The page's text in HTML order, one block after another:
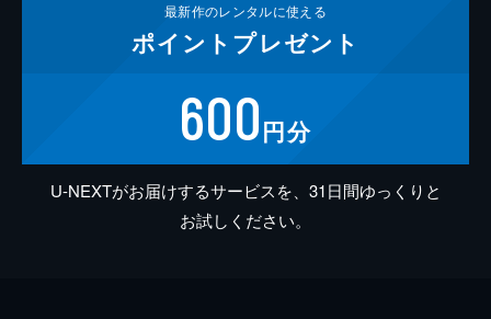
最新作のレンタルに使える
ポイント プレゼント
600円分
U-NEXTがお届けするサービスを、31日間ゆっくりと
お試しください。